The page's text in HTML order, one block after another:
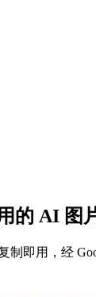
的 AI 图
即用，经